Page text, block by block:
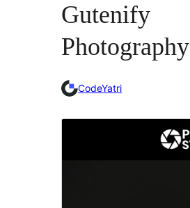
Gutenify
Photography
CodeYatri